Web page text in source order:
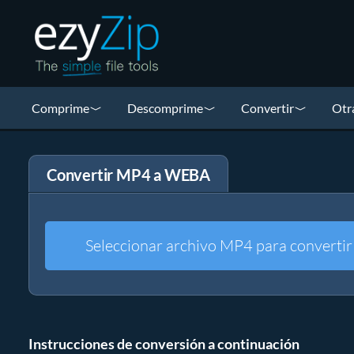
Comprime Descomprime Convertir
Convertir MP4 a WEBA
Seleccionar archivo MP4 para convertir
Instrucciones de conversión a continuación